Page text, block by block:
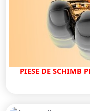
PIESE DE SCHIMB